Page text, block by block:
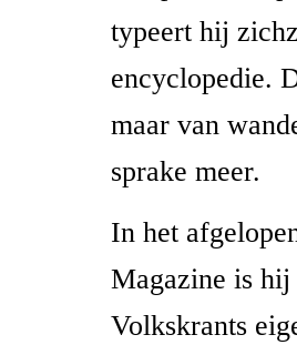
typeert hij
encyclopedie.
maar van
sprake meer.
In het
Magazine is hij
Volkskrants